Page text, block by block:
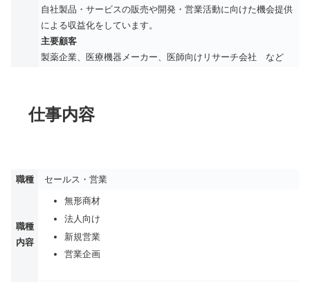
自社製品・サービスの販売や開発・営業活動に向けた機会提供
による収益化をしています。
主要顧客
製薬企業、医療機器メーカー、医師向けリサーチ会社 など
仕事内容
職種 セールス・営業
職種
内容
無形商材
法人向け
新規営業
営業企画